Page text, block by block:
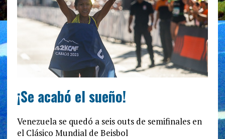
¡Se acabó el sueño!
Venezuela se quedó a seis outs de semifinales en
el Clásico Mundial de Beisbol